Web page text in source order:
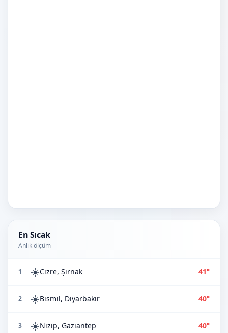
En Sıcak
Anlık ölçüm
1 ☀️Cizre, Şırnak 41°
2 ☀️Bismil, Diyarbakır 40°
3 ☀️Nizip, Gaziantep 40°